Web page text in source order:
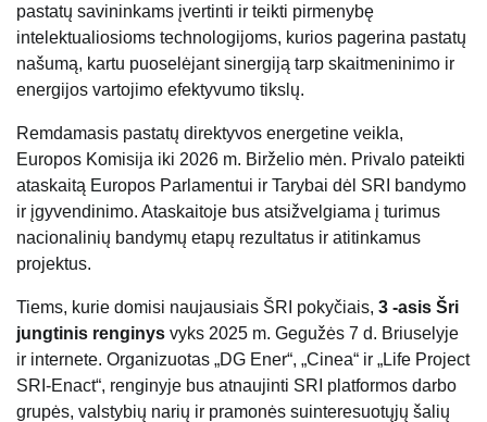
pastatų savininkams įvertinti ir teikti pirmenybę
intelektualiosioms technologijoms, kurios pagerina pastatų
našumą, kartu puoselėjant sinergiją tarp skaitmeninimo ir
energijos vartojimo efektyvumo tikslų.
Remdamasis pastatų direktyvos energetine veikla,
Europos Komisija iki 2026 m. Birželio mėn. Privalo pateikti
ataskaitą Europos Parlamentui ir Tarybai dėl SRI bandymo
ir įgyvendinimo. Ataskaitoje bus atsižvelgiama į turimus
nacionalinių bandymų etapų rezultatus ir atitinkamus
projektus.
Tiems, kurie domisi naujausiais ŠRI pokyčiais, 3 -asis Šri
jungtinis renginys vyks 2025 m. Gegužės 7 d. Briuselyje
ir internete. Organizuotas „DG Ener“, „Cinea“ ir „Life Project
SRI-Enact“, renginyje bus atnaujinti SRI platformos darbo
grupės, valstybių narių ir pramonės suinteresuotųjų šalių